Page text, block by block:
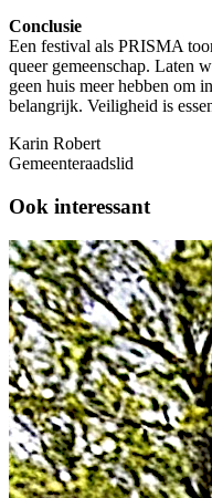
Conclusie
Een festival als PRISMA
queer gemeenschap. Laten
geen huis meer hebben om
belangrijk. Veiligheid is
Karin Robert
Gemeenteraadslid
Ook interessant